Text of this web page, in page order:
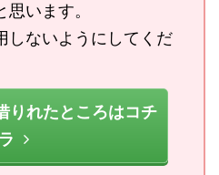
います。
しないようにしてくだ
りれたところはコチ
ラ